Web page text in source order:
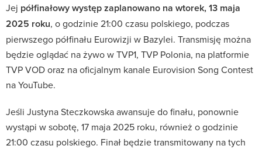
Jej półfinałowy występ zaplanowano na wtorek, 13 maja
2025 roku, o godzinie 21:00 czasu polskiego, podczas
pierwszego półfinału Eurowizji w Bazylei. Transmisję można
będzie oglądać na żywo w TVP1, TVP Polonia, na platformie
TVP VOD oraz na oficjalnym kanale Eurovision Song Contest
na YouTube.
Jeśli Justyna Steczkowska awansuje do finału, ponownie
wystąpi w sobotę, 17 maja 2025 roku, również o godzinie
21:00 czasu polskiego. Finał będzie transmitowany na tych